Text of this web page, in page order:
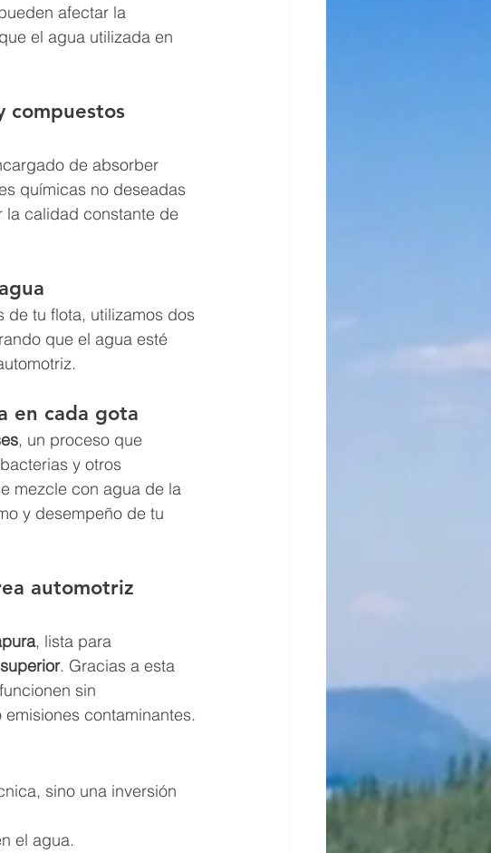
afectar la
el agua utilizada en
compuestos
de absorber
químicas no deseadas
calidad constante de
de tu flota, utilizamos dos
que el agua esté
en cada gota
, un proceso que
y otros
mezcle con agua de la
y desempeño de tu
automotriz
, lista para
. Gracias a esta
sin
contaminantes.
sino una inversión
el agua.